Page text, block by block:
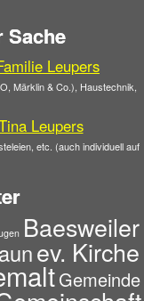
Sache
Leupers
Märklin & Co.), Haustechnik,
Leupers
etc. (auch individuell auf
Baesweiler
ev. Kirche
Gemeinde